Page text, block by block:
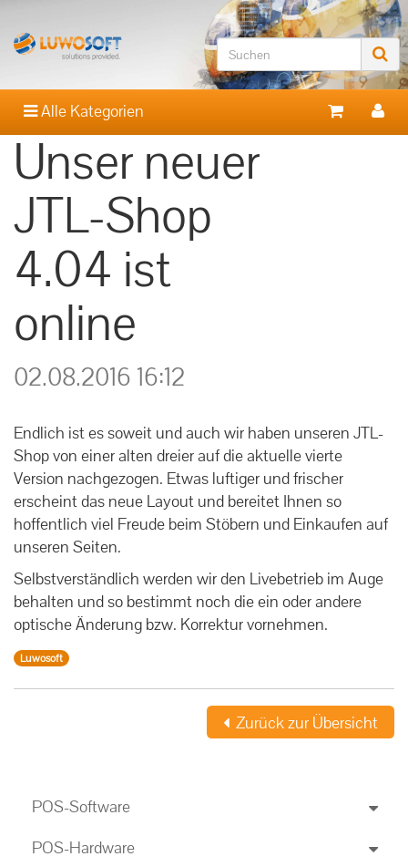
Alle Kategorien
Unser neuer
JTL-Shop
4.04 ist
online
02.08.2016 16:12
Endlich ist es soweit und auch wir haben unseren JTL-
Shop von einer alten dreier auf die aktuelle vierte
Version nachgezogen. Etwas luftiger und frischer
erscheint das neue Layout und bereitet Ihnen so
hoffentlich viel Freude beim Stöbern und Einkaufen auf
unseren Seiten.
Selbstverständlich werden wir den Livebetrieb im Auge
behalten und so bestimmt noch die ein oder andere
optische Änderung bzw. Korrektur vornehmen.
Luwosoft
Zurück zur Übersicht
POS-Software
POS-Hardware